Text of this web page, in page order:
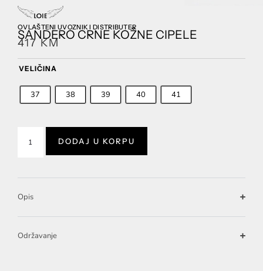
OVLAŠTENI UVOZNIK I DISTRIBUTER
SANDERO CRNE KOŽNE CIPELE
417KM
VELIČINA
37 38 39 40 41
DODAJ U KORPU
Opis
Održavanje